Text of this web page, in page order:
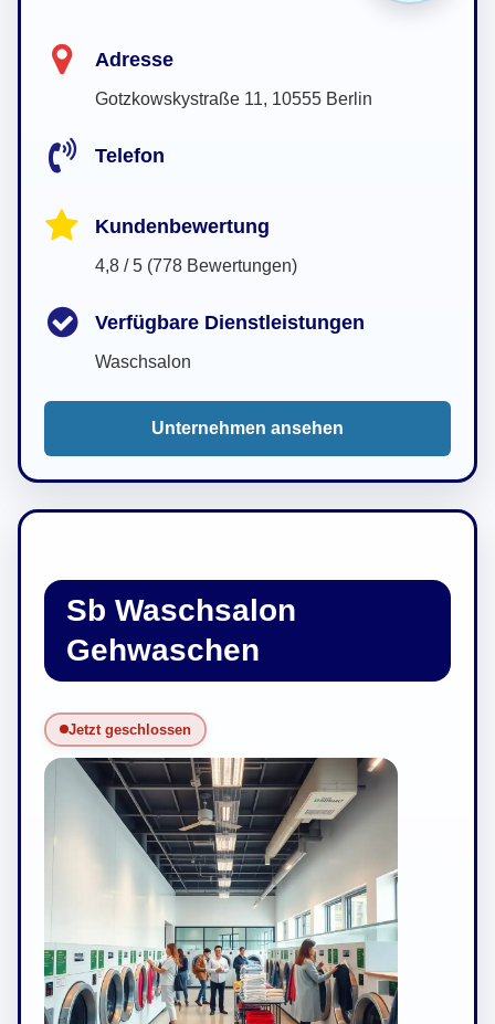
Adresse
Gotzkowskystraße 11, 10555 Berlin
Telefon
Kundenbewertung
4,8 / 5 (778 Bewertungen)
Verfügbare Dienstleistungen
Waschsalon
Unternehmen ansehen
Sb Waschsalon
Gehwaschen
Jetzt geschlossen